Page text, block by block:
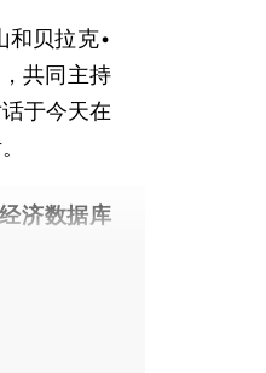
贝拉克•
共同主持
于今天在
济数据库